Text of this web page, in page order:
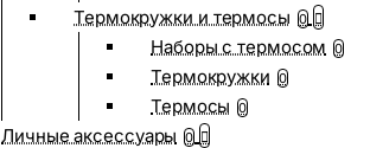
Термокружки и термосы 0
Наборы с термосом 0
Термокружки 0
Термосы 0
Личные аксессуары 0